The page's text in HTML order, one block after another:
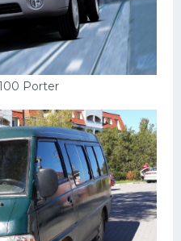
Porter